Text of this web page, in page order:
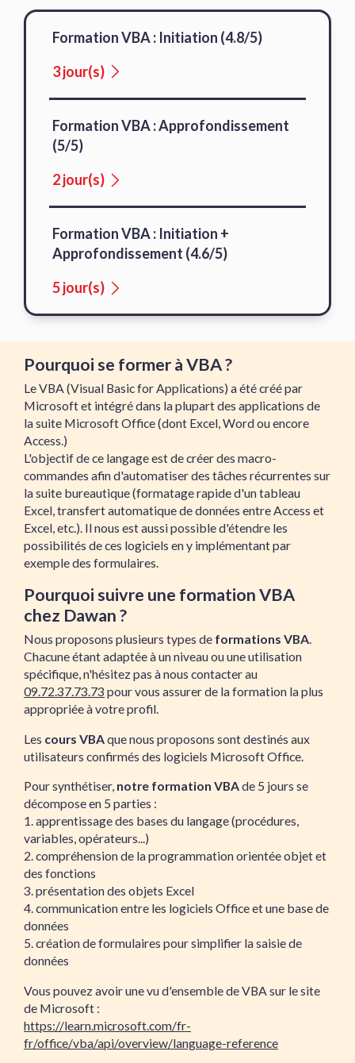
Formation VBA : Initiation (4.8/5)
3 jour(s)
Formation VBA : Approfondissement
(5/5)
2 jour(s)
Formation VBA : Initiation +
Approfondissement (4.6/5)
5 jour(s)
Pourquoi se former à VBA ?
Le VBA (Visual Basic for Applications) a été créé par
Microsoft et intégré dans la plupart des applications de
la suite Microsoft Office (dont Excel, Word ou encore
Access.)
L'objectif de ce langage est de créer des macro-
commandes afin d'automatiser des tâches récurrentes sur
la suite bureautique (formatage rapide d'un tableau
Excel, transfert automatique de données entre Access et
Excel, etc.). Il nous est aussi possible d'étendre les
possibilités de ces logiciels en y implémentant par
exemple des formulaires.
Pourquoi suivre une formation VBA
chez Dawan ?
Nous proposons plusieurs types de formations VBA
Chacune étant adaptée à un niveau ou une utilisation
spécifique, n'hésitez pas à nous contacter au
09.72.37.73.73 pour vous assurer de la formation la plus
appropriée à votre profil.
Les cours VBAque nous proposons sont destinés aux
utilisateurs confirmés des logiciels Microsoft Office.
Pour synthétiser, notre formation VBAde 5 jours se
décompose en 5 parties :
1. apprentissage des bases du langage (procédures,
variables, opérateurs...)
2. compréhension de la programmation orientée objet et
des fonctions
3. présentation des objets Excel
4. communication entre les logiciels Office et une base de
données
5. création de formulaires pour simplifier la saisie de
données
Vous pouvez avoir une vu d'ensemble de VBA sur le site
de Microsoft :
https://learn.microsoft.com/fr-
fr/office/vba/api/overview/language-reference